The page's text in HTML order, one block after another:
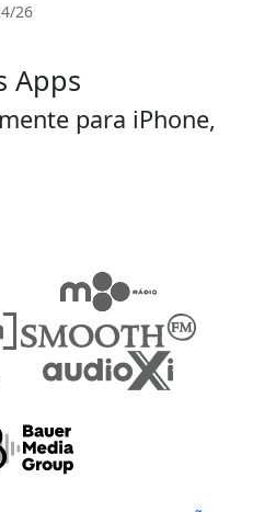
26
Apps
para iPhone,